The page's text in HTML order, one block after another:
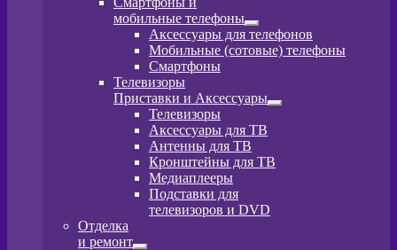
мобильные телефоны
Развернутое
вложенное
меню
Аксессуары для телефонов
Мобильные (сотовые) телефоны
Смартфоны
Телевизоры
Приставки и Аксессуары
Развернутое
Телевизоры
Аксессуары для ТВ
Антенны для ТВ
Кронштейны для ТВ
Медиаплееры
Подставки для
телевизоров и DVD
Отделка
и ремонт